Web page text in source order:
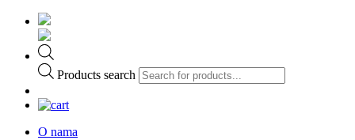
Products search
O nama